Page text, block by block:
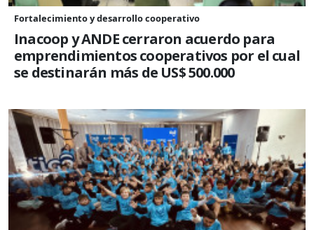
Fortalecimiento y desarrollo cooperativo
Inacoop y ANDE cerraron acuerdo para
emprendimientos cooperativos por el cual
se destinarán más de US$ 500.000